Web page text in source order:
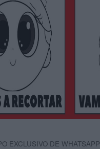
EXCLUSIVO DE WHATSAPP